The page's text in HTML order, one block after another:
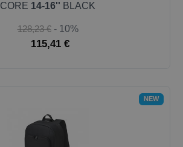
CORE 14-16'' BLACK
128,23 € - 10%
115,41 €
NEW